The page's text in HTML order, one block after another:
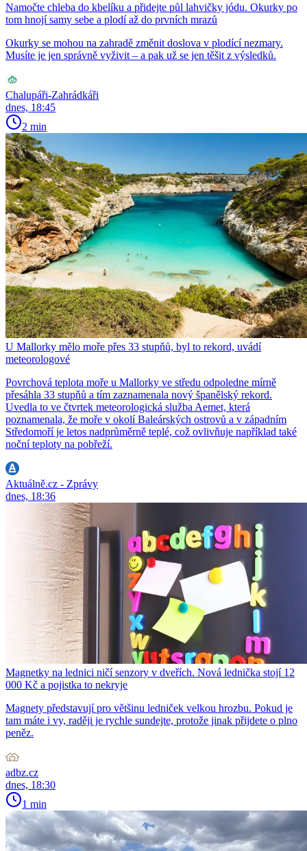
Namočte chleba do kbelíku a přidejte půl lahvičky jódu. Okurky po
tom hnojí samy sebe a plodí až do prvních mrazů
Okurky se mohou na zahradě změnit doslova v plodící nezmary.
Musíte je jen správně vyživit – a pak už se jen těšit z výsledků.
Chalupáři-Zahrádkáři
dnes, 18:45
2 min
U Mallorky mělo moře přes 33 stupňů, byl to rekord, uvádí
meteorologové
Povrchová teplota moře u Mallorky ve středu odpoledne mírně
přesáhla 33 stupňů a tím zaznamenala nový španělský rekord.
Uvedla to ve čtvrtek meteorologická služba Aemet, která
poznamenala, že moře v okolí Baleárských ostrovů a v západním
Středomoří je letos nadprůměrně teplé, což ovlivňuje například také
noční teploty na pobřeží.
Aktuálně.cz - Zprávy
dnes, 18:36
Magnetky na lednici ničí senzory v dveřích. Nová lednička stojí 12
000 Kč a pojistka to nekryje
Magnety představují pro většinu ledniček velkou hrozbu. Pokud je
tam máte i vy, raději je rychle sundejte, protože jinak přijdete o plno
peněz.
adbz.cz
dnes, 18:30
1 min